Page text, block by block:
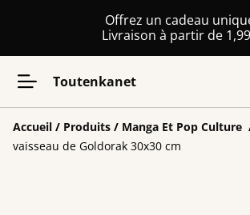
Offrez un cadeau
Livraison à partir de
Toutenkanet
Accueil / Produits / Manga Et Pop Culture
vaisseau de Goldorak 30x30 cm